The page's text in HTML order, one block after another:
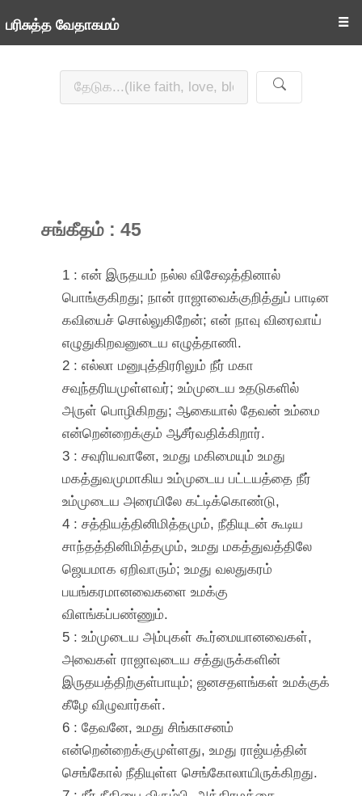
பரிசுத்த வேதாகமம் ☰
சங்கீதம் : 45
1 : என் இருதயம் நல்ல விசேஷத்தினால்
பொங்குகிறது; நான் ராஜாவைக்குறித்துப் பாடின
கவியைச் சொல்லுகிறேன்; என் நாவு விரைவாய்
எழுதுகிறவனுடைய எழுத்தாணி.
2 : எல்லா மனுபுத்திரரிலும் நீர் மகா
சவுந்தரியமுள்ளவர்; உம்முடைய உதடுகளில்
அருள் பொழிகிறது; ஆகையால் தேவன் உம்மை
என்றென்றைக்கும் ஆசீர்வதிக்கிறார்.
3 : சவுரியவானே, உமது மகிமையும் உமது
மகத்துவமுமாகிய உம்முடைய பட்டயத்தை நீர்
உம்முடைய அரையிலே கட்டிக்கொண்டு,
4 : சத்தியத்தினிமித்தமும், நீதியுடன் கூடிய
சாந்தத்தினிமித்தமும், உமது மகத்துவத்திலே
ஜெயமாக ஏறிவாரும்; உமது வலதுகரம்
பயங்கரமானவைகளை உமக்கு
விளங்கப்பண்ணும்.
5 : உம்முடைய அம்புகள் கூர்மையானவைகள்,
அவைகள் ராஜாவுடைய சத்துருக்களின்
இருதயத்திற்குள்பாயும்; ஜனசதளங்கள் உமக்குக்
கீழே விழுவார்கள்.
6 : தேவனே, உமது சிங்காசனம்
என்றென்றைக்குமுள்ளது, உமது ராஜ்யத்தின்
செங்கோல் நீதியுள்ள செங்கோலாயிருக்கிறது.